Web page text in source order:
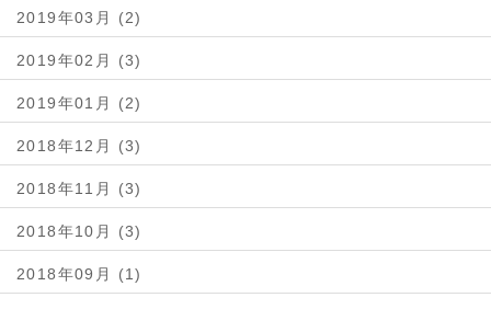
2019年03月 (2)
2019年02月 (3)
2019年01月 (2)
2018年12月 (3)
2018年11月 (3)
2018年10月 (3)
2018年09月 (1)